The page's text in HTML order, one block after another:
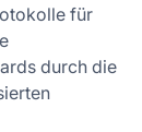
für
durch die